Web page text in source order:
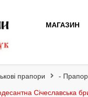
МАГАЗИН
прапори -
Січеславська